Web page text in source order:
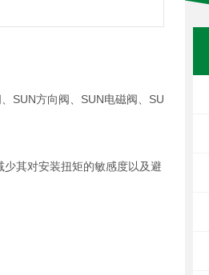
SUN方向阀、SUN电磁阀、SU
其对安装扭矩的敏感度以及避